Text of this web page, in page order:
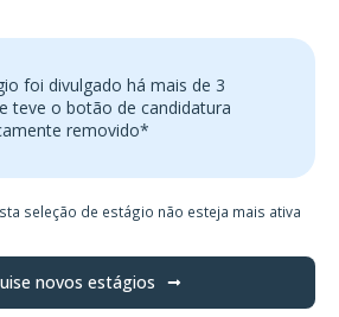
foi divulgado há mais de 3
teve o botão de candidatura
removido*
seleção de estágio não esteja mais ativa
novos estágios